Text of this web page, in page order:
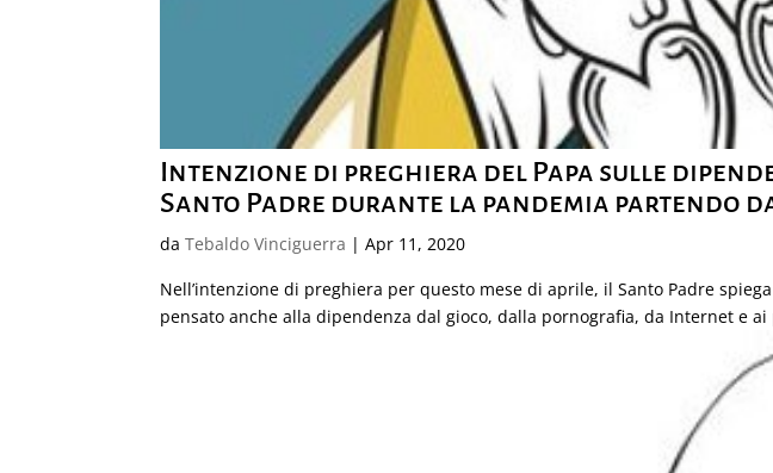
Intenzione di preghiera del Papa sulle
Santo Padre durante la pandemia partendo
daTebaldo Vinciguerra |Apr 11, 2020
Nell’intenzione di preghiera per questo mese di aprile, il Santo Padre
pensato anche alla dipendenza dal gioco, dalla pornografia, da Internet e